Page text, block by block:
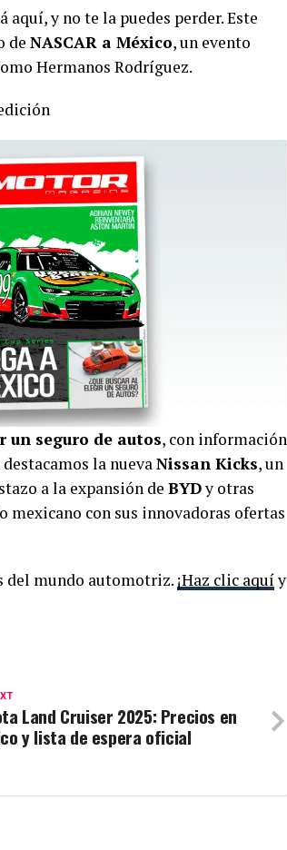
y no te la puedes perder. Este
de NASCAR a México, un evento
Hermanos Rodríguez.
seguro de autos, con información
la nueva Nissan Kicks, un
a la expansión de BYDy otras
mexicano con sus innovadoras ofertas
del mundo automotriz. ¡Haz clic aquíy
Land Cruiser 2025: Precios en
y lista de espera oficial